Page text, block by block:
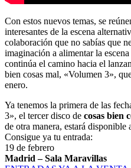
Con estos nuevos temas, se
interesantes de la escena
colaboración que no sabías que
imaginación a alimentar la
continúa el camino hacia el
bien cosas mal, «Volumen 3»,
enero.
Ya tenemos la primera de las
3», el tercer disco de cosas bien
de otra manera, estará disponible
Consigue ya tu entrada:
19 de febrero
Madrid – Sala Maravillas